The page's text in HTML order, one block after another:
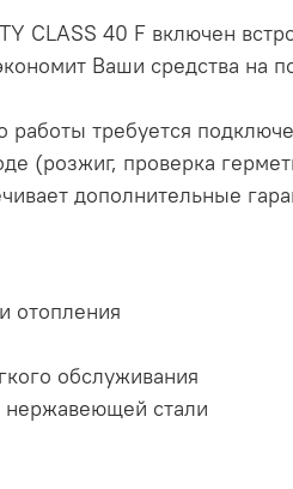
CLASS 40 F включен
Ваши средства на
требуется
(розжиг, проверка
дополнительные
отопления
обслуживания
нержавеющей стали